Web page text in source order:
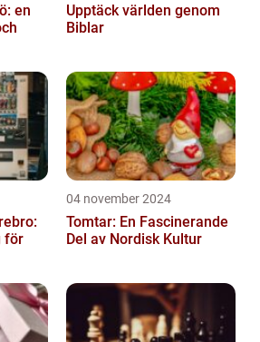
en
Upptäck världen genom
Biblar
för
04 november 2024
Tomtar: En Fascinerande
Del av Nordisk Kultur